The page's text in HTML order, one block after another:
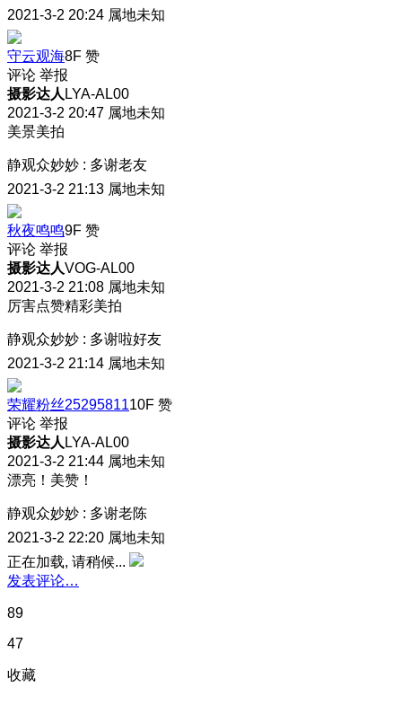
2021-3-2 20:24 属地未知
守云观海8F 赞
评论 举报
摄影达人 LYA-AL00
2021-3-2 20:47 属地未知
美景美拍
静观众妙妙 : 多谢老友
2021-3-2 21:13 属地未知
秋夜鸣鸣9F 赞
评论 举报
摄影达人VOG-AL00
2021-3-2 21:08 属地未知
厉害点赞精彩美拍
静观众妙妙 : 多谢啦好友
2021-3-2 21:14 属地未知
荣耀粉丝2529581110F 赞
评论 举报
摄影达人 LYA-AL00
2021-3-2 21:44 属地未知
漂亮！美赞！
静观众妙妙 : 多谢老陈
2021-3-2 22:20 属地未知
正在加载, 请稍候...
发表评论…
89
47
收藏